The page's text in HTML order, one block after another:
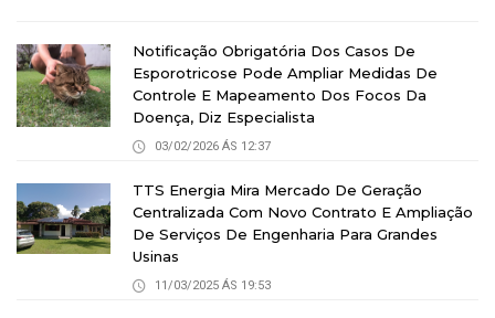
Notificação Obrigatória Dos Casos De
Esporotricose Pode Ampliar Medidas De
Controle E Mapeamento Dos Focos Da
Doença, Diz Especialista
03/02/2026 ÁS 12:37
TTS Energia Mira Mercado De Geração
Centralizada Com Novo Contrato E Ampliação
De Serviços De Engenharia Para Grandes
Usinas
11/03/2025 ÁS 19:53